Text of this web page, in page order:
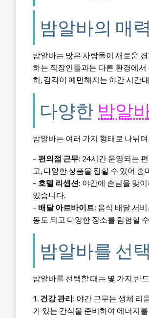
밤알바의 매력
밤알바는 많은 사람들이 새로운
하는 직장인들과는 다른 환경에
히, 감각이 예민해지는 야간 시간
다양한 밤알
밤알바는 여러 가지 형태로 나뉘
– 편의점 근무: 24시간 운영되는
고, 다양한 상품을 접할 수 있어 흥
– 호텔 리셉션: 야간에 손님을 맞
있습니다.
– 배달 아르바이트: 음식 배달 서
동도 되고 다양한 장소를 탐험할
밤알바를 선
밤알바를 선택할 때는 몇 가지 반
1. 건강 관리: 야간 근무는 생체 리
가 있는 간식을 준비하여 에너지